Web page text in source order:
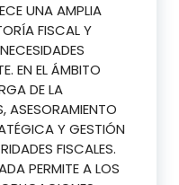
UNA AMPLIA
FISCAL Y
EN EL ÁMBITO
DE LA
ASESORAMIENTO
Y GESTIÓN
FISCALES.
PERMITE A LOS